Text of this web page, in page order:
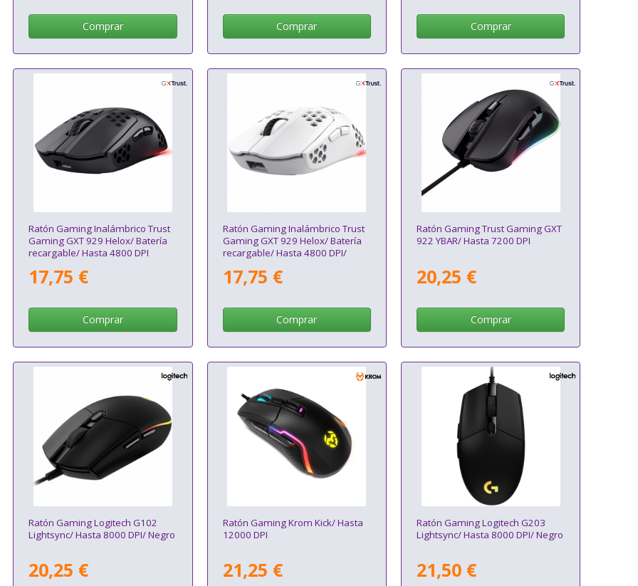
Comprar Comprar Comprar
Ratón Gaming Inalámbrico Trust
Gaming GXT 929 Helox/ Batería
recargable/ Hasta 4800 DPI
17,75 €
Comprar
Ratón Gaming Inalámbrico Trust
Gaming GXT 929 Helox/ Batería
recargable/ Hasta 4800 DPI/
17,75 €
Comprar
Ratón Gaming Trust Gaming GXT
922 YBAR/ Hasta 7200 DPI
20,25 €
Comprar
Ratón Gaming Logitech G102
Lightsync/ Hasta 8000 DPI/ Negro
20,25 €
Ratón Gaming Krom Kick/ Hasta
12000 DPI
21,25 €
Ratón Gaming Logitech G203
Lightsync/ Hasta 8000 DPI/ Negro
21,50 €